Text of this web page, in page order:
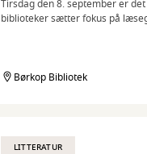
Tirsdag den 8. september er
biblioteker sætter fokus på
Børkop Bibliotek
LITTERATUR